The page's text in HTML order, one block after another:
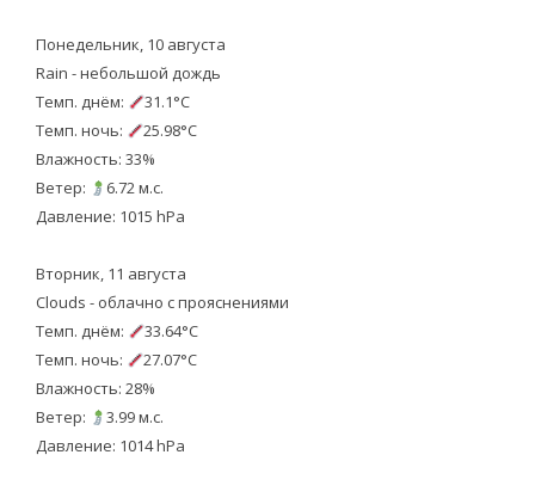
Понедельник, 10 августа
Rain - небольшой дождь
Темп. днём:
31.1°C
Темп. ночь:
25.98°C
Влажность: 33%
Ветер:
6.72 м.с.
Давление: 1015 hPa
Вторник, 11 августа
Clouds - облачно с прояснениями
Темп. днём:
33.64°C
Темп. ночь:
27.07°C
Влажность: 28%
Ветер:
3.99 м.с.
Давление: 1014 hPa